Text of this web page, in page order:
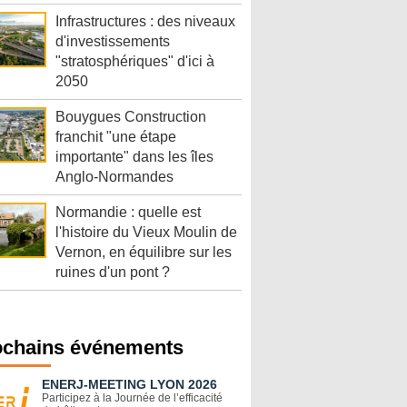
Infrastructures : des niveaux
d'investissements
"stratosphériques" d'ici à
2050
Bouygues Construction
franchit "une étape
importante" dans les îles
Anglo-Normandes
Normandie : quelle est
l'histoire du Vieux Moulin de
Vernon, en équilibre sur les
ruines d'un pont ?
événements
ENERJ-MEETING LYON 2026
Participez à la Journée de l’efficacité